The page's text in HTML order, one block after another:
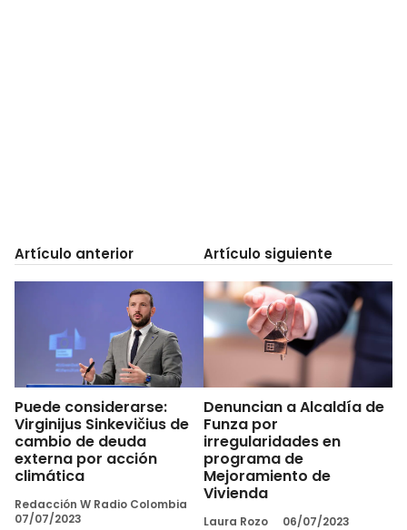
Artículo anterior
Puede considerarse:
Virginijus Sinkevičius de
cambio de deuda
externa por acción
climática
Redacción W Radio Colombia
07/07/2023
Artículo siguiente
Denuncian a Alcaldía de
Funza por
irregularidades en
programa de
Mejoramiento de
Vivienda
Laura Rozo 06/07/2023